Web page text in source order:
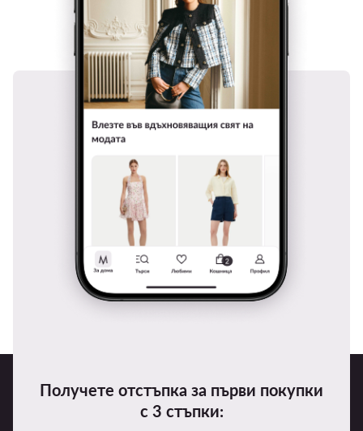
Получете отстъпка за първи покупки
с 3 стъпки: